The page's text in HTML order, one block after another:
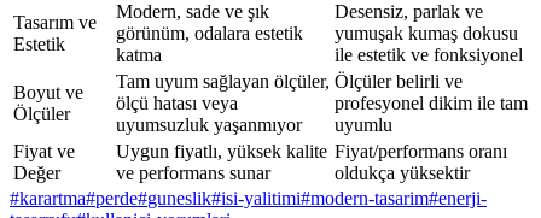
Tasarım ve
Estetik
Modern, sade ve şık
görünüm, odalara estetik
katma
Desensiz, parlak ve
yumuşak kumaş dokusu
ile estetik ve fonksiyonel
Boyut ve
Ölçüler
Tam uyum sağlayan ölçüler,
ölçü hatası veya
uyumsuzluk yaşanmıyor
Ölçüler belirli ve
profesyonel dikim ile tam
uyumlu
Fiyat ve
Değer
Uygun fiyatlı, yüksek kalite
ve performans sunar
Fiyat/performans oranı
oldukça yüksektir
#karartma#perde#guneslik#isi-yalitimi#modern-tasarim#enerji-